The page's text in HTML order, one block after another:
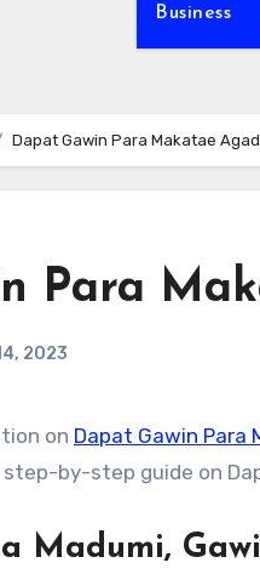
Business
Dapat Gawin Para Makatae Agad
Para
2023
on Dapat Gawin Para
by-step guide on
Madumi,